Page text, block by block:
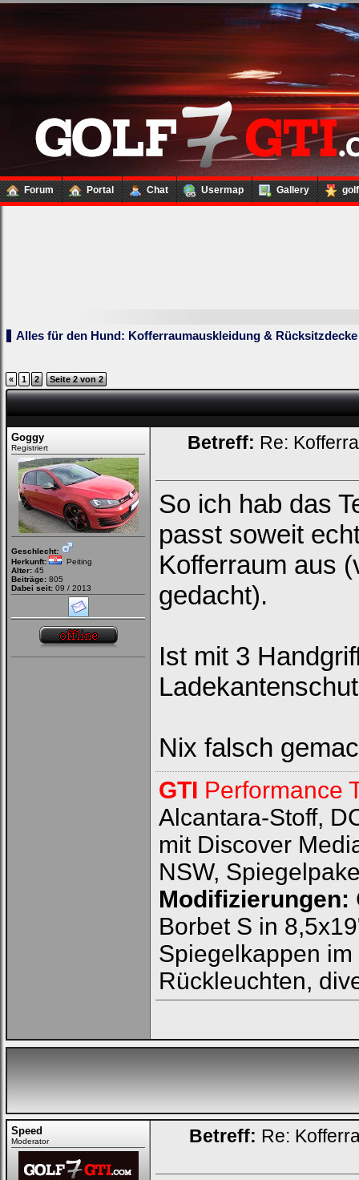
Forum Portal Chat Usermap Gallery
Loginbox
Trage
bitte
in
die
nachfolgenden
und
Username:
Alles für den Hund: Kofferraumauskleidung & Rücksitzdecke
« 1 2 Seite 2 von 2
Goggy
Registriert
Geschlecht:
Herkunft:
Peiting
Alter: 45
Beiträge: 805
Dabei seit: 09 / 2013
Betreff: Re:
So ich hab das
passt soweit
Kofferraum aus
gedacht).
Ist mit 3
Nix falsch
GTI Performance
Alcantara-Stoff,
mit Discover
NSW,
Modifizierungen:
Borbet S in
Spiegelkappen
Rückleuchten,
Speed
Moderator Betreff: Re: